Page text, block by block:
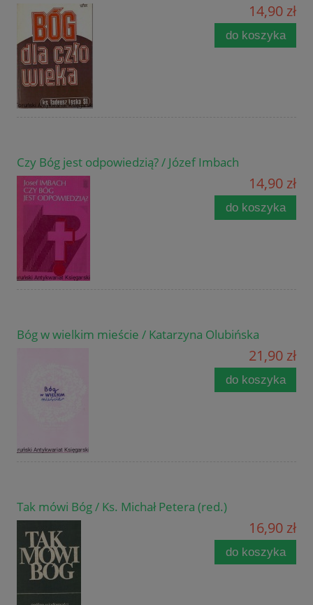
14,90 zł
do koszyka
Czy Bóg jest odpowiedzią? / Józef Imbach
14,90 zł
do koszyka
Bóg w wielkim mieście / Katarzyna Olubińska
21,90 zł
do koszyka
Tak mówi Bóg / Ks. Michał Petera (red.)
16,90 zł
do koszyka